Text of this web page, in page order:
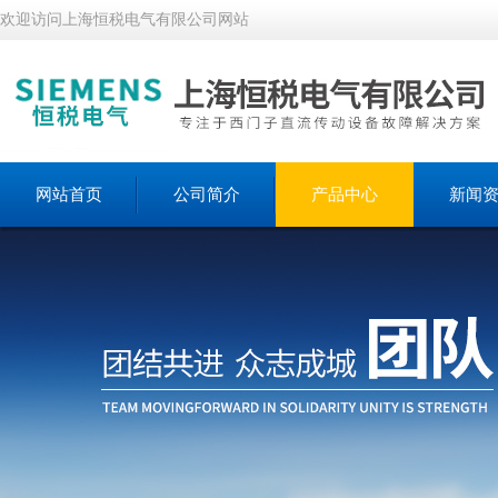
欢迎访问上海恒税电气有限公司网站
网站首页 公司简介 产品中心 新闻